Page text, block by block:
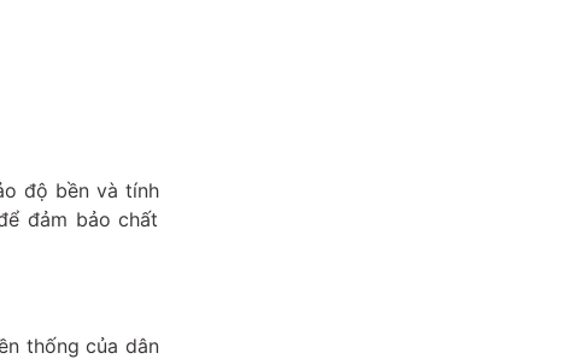
độ bền và tính
đảm bảo chất
thống của dân